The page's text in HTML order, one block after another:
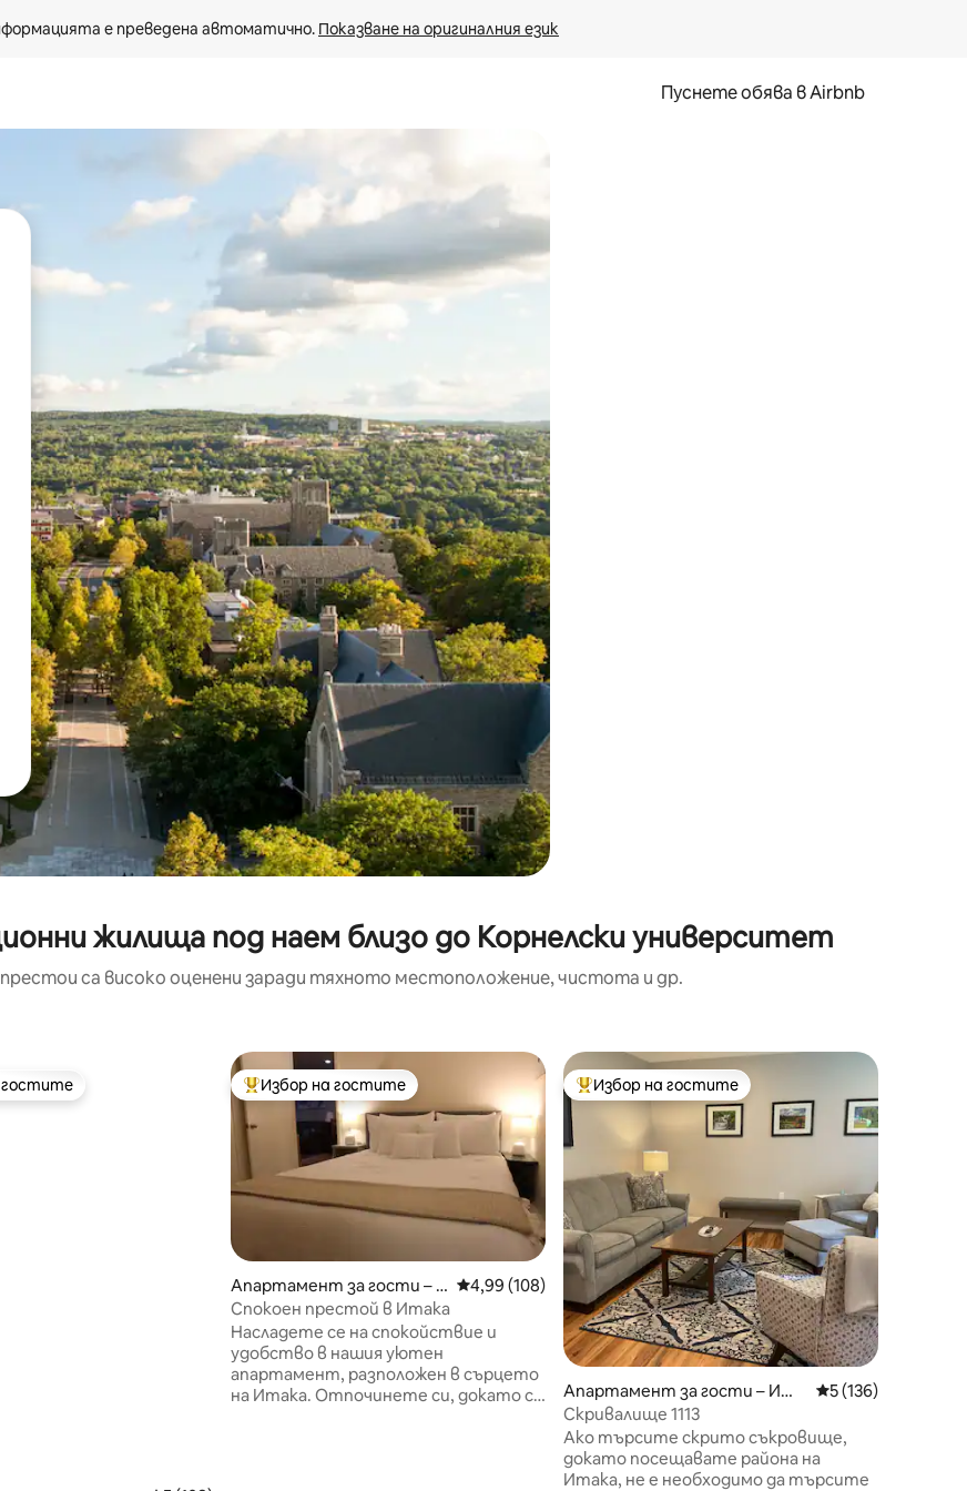
е преведена автоматично. Показване на оригиналния език
Пуснете обява в Airbnb
със стрелки нагоре и надолу или навигирайте с докосване или плъзгане.
жилища под наем близо до Корнелски университет
са високо оценени заради тяхното местоположение, чистота и др.
отзива
избор на гостите
гостите Най-популярен избор на гостите
Избор на гостите
Апартамент за гости – И
така
Средна оценка: 4,99 от 5, 108 отзива
4,99 (108)
Спокоен престой в Итака
Насладете се на спокойствие и
удобство в нашия уютен
апартамент, разположен в сърцето
на Итака. Отпочинете си, докато се
Най-популярен избор на гостите
Избор на гостите
Апартамент за гости – Ита
ка
Средна оценка: 5
5 (136)
Скривалище 1113
Ако търсите скрито съкровище,
докато посещавате района на
Итака, не е необходимо да търсите